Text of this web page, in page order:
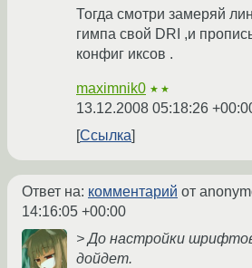
Тогда смотри замеряй
гимпа свой DRI ,и
конфиг иксов .
maximnik0 ★★
13.12.2008 05:18:26
Ссылка
Ответ на: комментарий от
14:16:05 +00:00
> До настройки
дойдет.